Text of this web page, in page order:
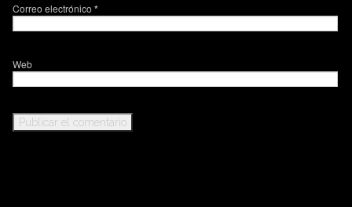
Correo electrónico *
Web